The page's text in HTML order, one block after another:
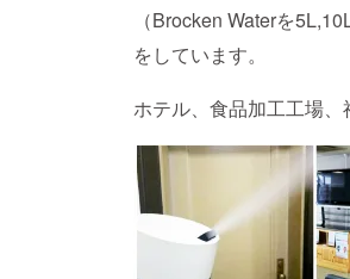
（Brocken Waterを
をしています。
ホテル、食品加工工場